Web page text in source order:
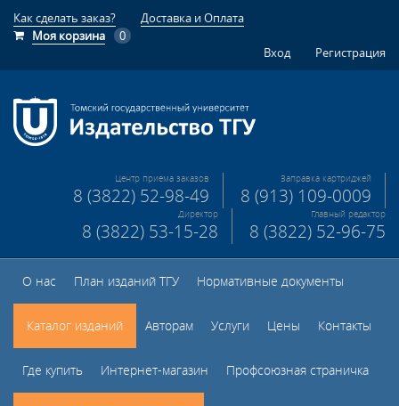
Как сделать заказ?
Доставка и Оплата
Моя корзина
0
Вход
Регистрация
Центр приема заказов
8 (3822) 52-98-49
Заправка картриджей
8 (913) 109-0009
Директор
8 (3822) 53-15-28
Главный редактор
8 (3822) 52-96-75
О нас План изданий ТГУ Нормативные документы
Каталог изданий Авторам Услуги Цены Контакты
Где купить Интернет-магазин Профсоюзная страничка